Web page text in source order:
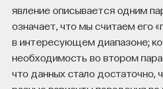
явление описывается одним
означает, что мы считаем его
в интересующем диапазоне;
необходимость во втором
что данных стало достаточно,
революцию и найти своё место
будущем! ​
Заполните анкету и
чтобы стать участником
https://postnauka.org/link/